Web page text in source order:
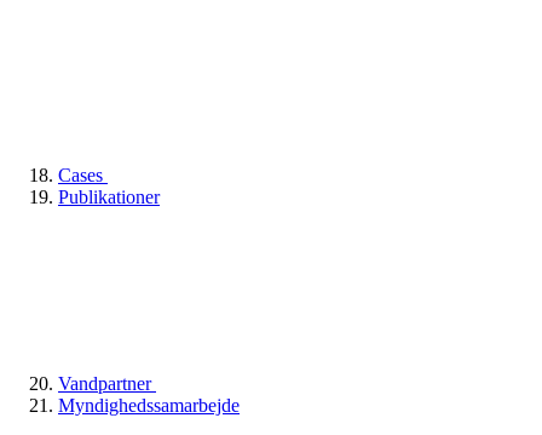
Cases
Publikationer
Vandpartner
Myndighedssamarbejde